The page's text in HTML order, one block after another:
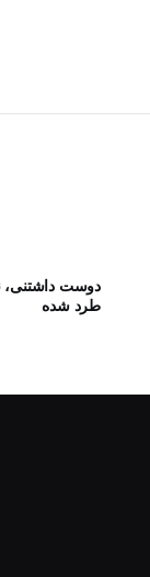
دوست داشتنی،
طرد شده